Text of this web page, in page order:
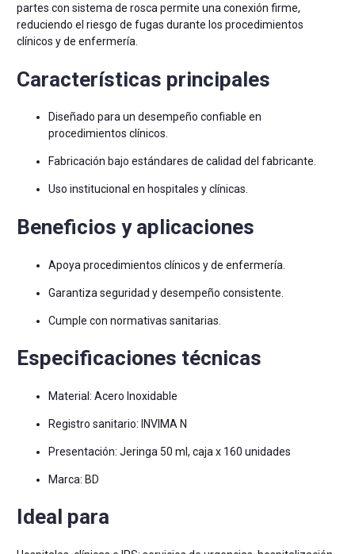
partes con sistema de rosca permite una conexión firme,
reduciendo el riesgo de fugas durante los procedimientos
clínicos y de enfermería.
Características principales
Diseñado para un desempeño confiable en
procedimientos clínicos.
Fabricación bajo estándares de calidad del fabricante.
Uso institucional en hospitales y clínicas.
Beneficios y aplicaciones
Apoya procedimientos clínicos y de enfermería.
Garantiza seguridad y desempeño consistente.
Cumple con normativas sanitarias.
Especificaciones técnicas
Material: Acero Inoxidable
Registro sanitario: INVIMA N
Presentación: Jeringa 50 ml, caja x 160 unidades
Marca: BD
Ideal para